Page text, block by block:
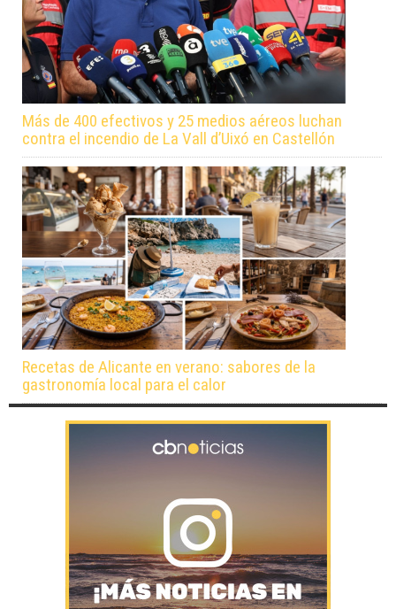
Más de 400 efectivos y 25 medios aéreos luchan
contra el incendio de La Vall d’Uixó en Castellón
Recetas de Alicante en verano: sabores de la
gastronomía local para el calor